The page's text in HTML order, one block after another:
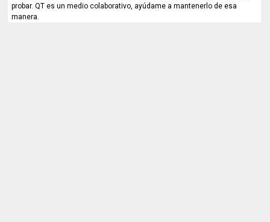
probar. QT es un medio colaborativo, ayúdame a mantenerlo de esa
manera.